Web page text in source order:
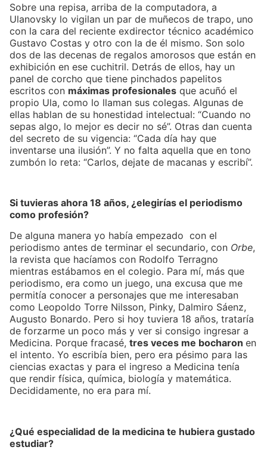
Sobre una repisa, arriba de la computadora, a
Ulanovsky lo vigilan un par de muñecos de trapo, uno
con la cara del reciente exdirector técnico académico
Gustavo Costas y otro con la de él mismo. Son solo
dos de las decenas de regalos amorosos que están en
exhibición en ese cuchitril. Detrás de ellos, hay un
panel de corcho que tiene pinchados papelitos
escritos con máximas profesionales que acuñó el
propio Ula, como lo llaman sus colegas. Algunas de
ellas hablan de su honestidad intelectual: “Cuando no
sepas algo, lo mejor es decir no sé”. Otras dan cuenta
del secreto de su vigencia: “Cada día hay que
inventarse una ilusión”. Y no falta aquella que en tono
zumbón lo reta: “Carlos, dejate de macanas y escribí”.
Si tuvieras ahora 18 años, ¿elegirías el periodismo
como profesión?
De alguna manera yo había empezado con el
periodismo antes de terminar el secundario, con Orbe,
la revista que hacíamos con Rodolfo Terragno
mientras estábamos en el colegio. Para mí, más que
periodismo, era como un juego, una excusa que me
permitía conocer a personajes que me interesaban
como Leopoldo Torre Nilsson, Pinky, Dalmiro Sáenz,
Augusto Bonardo. Pero si hoy tuviera 18 años, trataría
de forzarme un poco más y ver si consigo ingresar a
Medicina. Porque fracasé, tres veces me bocharon en
el intento. Yo escribía bien, pero era pésimo para las
ciencias exactas y para el ingreso a Medicina tenía
que rendir física, química, biología y matemática.
Decididamente, no era para mí.
¿Qué especialidad de la medicina te hubiera gustado
estudiar?